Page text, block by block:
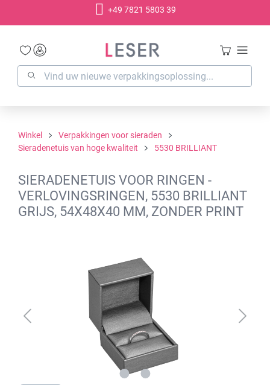
+49 7821 5803 39
Winkel
Verpakkingen voor sieraden
Sieradenetuis van hoge kwaliteit
5530 BRILLIANT
SIERADENETUIS VOOR RINGEN -
VERLOVINGSRINGEN, 5530 BRILLIANT
GRIJS, 54X48X40 MM, ZONDER PRINT